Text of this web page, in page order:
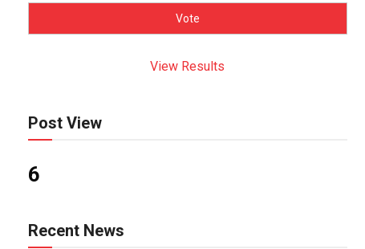
View Results
Post View
6
Recent News